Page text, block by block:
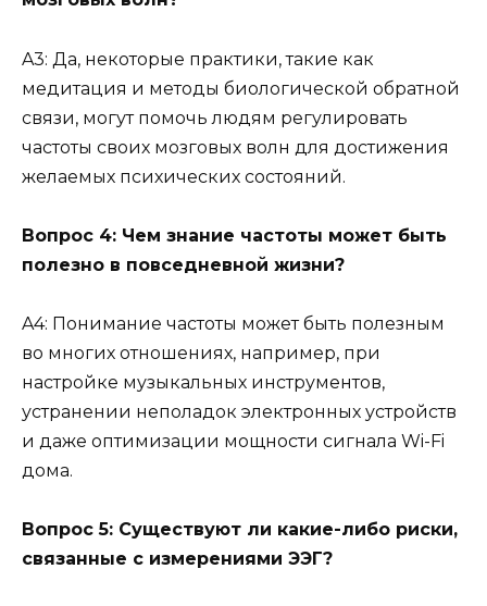
A3: Да, некоторые практики, такие как
медитация и методы биологической обратной
связи, могут помочь людям регулировать
частоты своих мозговых волн для достижения
желаемых психических состояний.
Вопрос 4: Чем знание частоты может быть
полезно в повседневной жизни?
A4: Понимание частоты может быть полезным
во многих отношениях, например, при
настройке музыкальных инструментов,
устранении неполадок электронных устройств
и даже оптимизации мощности сигнала Wi-Fi
дома.
Вопрос 5: Существуют ли какие-либо риски,
связанные с измерениями ЭЭГ?